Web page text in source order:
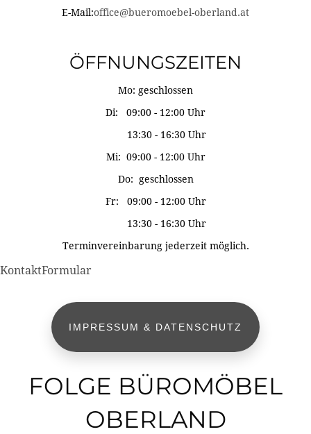
E-Mail:office@bueromoebel-oberland.at
ÖFFNUNGSZEITEN
Mo: geschlossen
Di: 09:00 - 12:00 Uhr
13:30 - 16:30 Uhr
Mi: 09:00 - 12:00 Uhr
Do: geschlossen
Fr: 09:00 - 12:00 Uhr
13:30 - 16:30 Uhr
Terminvereinbarung jederzeit möglich.
KontaktFormular
IMPRESSUM & DATENSCHUTZ
FOLGE BÜROMÖBEL
OBERLAND